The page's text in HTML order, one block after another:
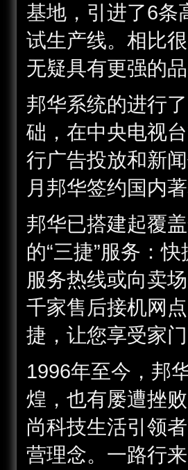
基地，引进了6条
试生产线。相比
无疑具有更强的品
邦华系统的进行
础，在中央电视
行广告投放和新
月邦华签约国内
邦华已搭建起覆
的“三捷”服务：
服务热线或向卖
千家售后接机网
捷，让您享受家门
1996年至今，邦
煌，也有屡遭挫
尚科技生活引领
营理念。一路行